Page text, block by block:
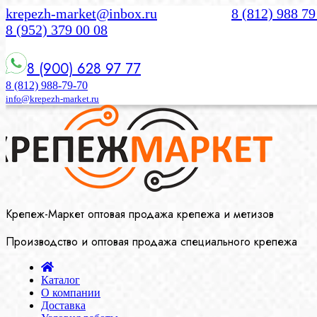
krepezh-market@inbox.ru
8 (812) 988
8 (952) 379 00 08
8 (900) 628 97 77
8 (812) 988-79-70
info@krepezh-market.ru
Крепеж-Маркет оптовая продажа крепежа и метизов
Производство и оптовая продажа специального крепежа
Каталог
О компании
Доставка